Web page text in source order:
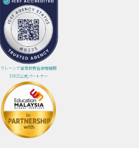
マレーシア高等教育省直轄機関
EMGS公式パートナー